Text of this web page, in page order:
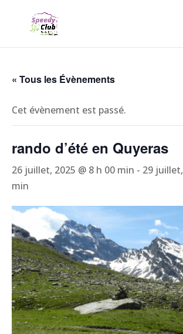
« Tous les Évènements
Cet évènement est passé.
rando d’été en Quyeras
26 juillet, 2025 @ 8 h 00 min - 29
min